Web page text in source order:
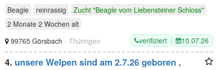
Beagle
reinrassig
Zucht "Beagle vom Liebensteiner Schloss"
2 Monate 2 Wochen alt
99765 Görsbach - Thüringen verifiziert 10.07.26
4. unsere Welpen sind am 2.7.26 geboren ,